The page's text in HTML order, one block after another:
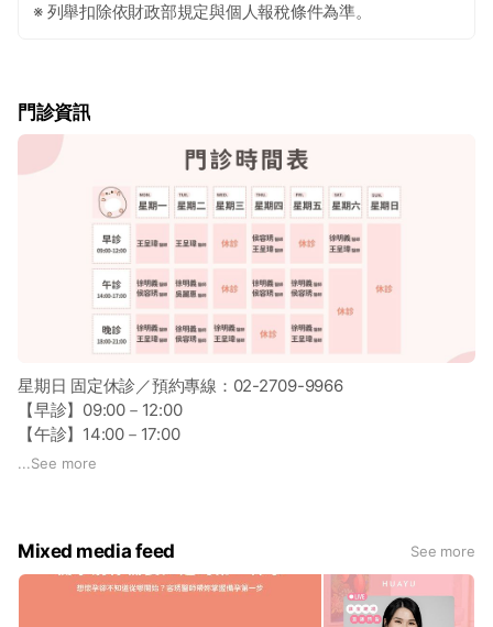
※ 列舉扣除依財政部規定與個人報稅條件為準。
門診資訊
星期日 固定休診／預約專線：02-2709-9966
【早診】09:00－12:00
【午診】14:00－17:00
【晚診】18:00－21:00
...See more
Mixed media feed See more